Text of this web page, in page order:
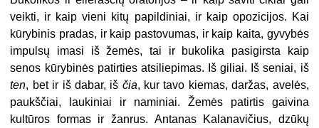
veikti, ir kaip vieni kitų papildiniai, ir kaip opozicijos. Kai
kūrybinis pradas, ir kaip pastovumas, ir kaip kaita, gyvybės
impulsų imasi iš žemės, tai ir bukolika pasigirsta kaip
senos kūrybinės patirties atsiliepimas. Iš giliai. Iš seniai, iš
ten, bet ir iš dabar, iš čia, kur tavo kiemas, daržas, avelės,
paukščiai, laukiniai ir naminiai. Žemės patirtis gaivina
kultūros formas ir žanrus. Antanas Kalanavičius, dzūkų